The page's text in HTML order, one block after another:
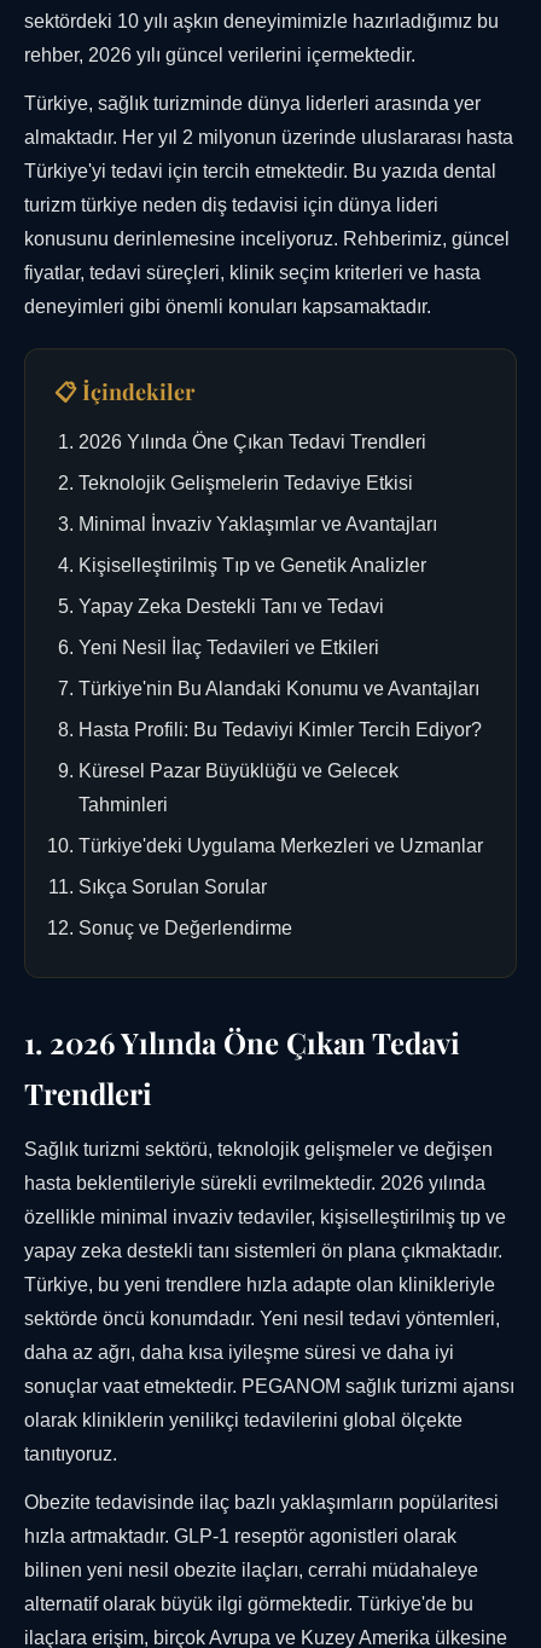
sektördeki 10 yılı aşkın deneyimimizle hazırladığımız bu
rehber, 2026 yılı güncel verilerini içermektedir.
Türkiye, sağlık turizminde dünya liderleri arasında yer
almaktadır. Her yıl 2 milyonun üzerinde uluslararası hasta
Türkiye'yi tedavi için tercih etmektedir. Bu yazıda dental
turizm türkiye neden diş tedavisi için dünya lideri
konusunu derinlemesine inceliyoruz. Rehberimiz, güncel
fiyatlar, tedavi süreçleri, klinik seçim kriterleri ve hasta
deneyimleri gibi önemli konuları kapsamaktadır.
📋 İçindekiler
2026 Yılında Öne Çıkan Tedavi Trendleri
Teknolojik Gelişmelerin Tedaviye Etkisi
Minimal İnvaziv Yaklaşımlar ve Avantajları
Kişiselleştirilmiş Tıp ve Genetik Analizler
Yapay Zeka Destekli Tanı ve Tedavi
Yeni Nesil İlaç Tedavileri ve Etkileri
Türkiye'nin Bu Alandaki Konumu ve Avantajları
Hasta Profili: Bu Tedaviyi Kimler Tercih Ediyor?
Küresel Pazar Büyüklüğü ve Gelecek
Tahminleri
Türkiye'deki Uygulama Merkezleri ve Uzmanlar
Sıkça Sorulan Sorular
Sonuç ve Değerlendirme
1. 2026 Yılında Öne Çıkan Tedavi
Trendleri
Sağlık turizmi sektörü, teknolojik gelişmeler ve değişen
hasta beklentileriyle sürekli evrilmektedir. 2026 yılında
özellikle minimal invaziv tedaviler, kişiselleştirilmiş tıp ve
yapay zeka destekli tanı sistemleri ön plana çıkmaktadır.
Türkiye, bu yeni trendlere hızla adapte olan klinikleriyle
sektörde öncü konumdadır. Yeni nesil tedavi yöntemleri,
daha az ağrı, daha kısa iyileşme süresi ve daha iyi
sonuçlar vaat etmektedir. PEGANOM sağlık turizmi ajansı
olarak kliniklerin yenilikçi tedavilerini global ölçekte
tanıtıyoruz.
Obezite tedavisinde ilaç bazlı yaklaşımların popülaritesi
hızla artmaktadır. GLP-1 reseptör agonistleri olarak
bilinen yeni nesil obezite ilaçları, cerrahi müdahaleye
alternatif olarak büyük ilgi görmektedir. Türkiye'de bu
ilaçlara erişim, birçok Avrupa ve Kuzey Amerika ülkesine